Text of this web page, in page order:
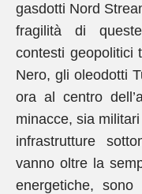
gasdotti Nord
fragilità di
contesti geopolitici
Nero, gli oleodotti
ora al centro
minacce, sia
infrastrutture
vanno oltre la
energetiche, sono